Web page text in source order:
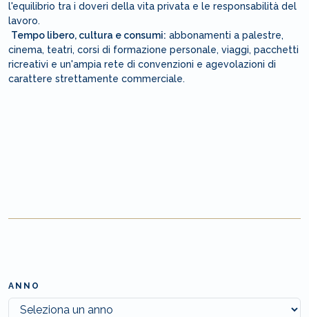
l'equilibrio tra i doveri della vita privata e le responsabilità del
lavoro.
Tempo libero, cultura e consumi: abbonamenti a palestre,
cinema, teatri, corsi di formazione personale, viaggi, pacchetti
ricreativi e un'ampia rete di convenzioni e agevolazioni di
carattere strettamente commerciale.
ANNO